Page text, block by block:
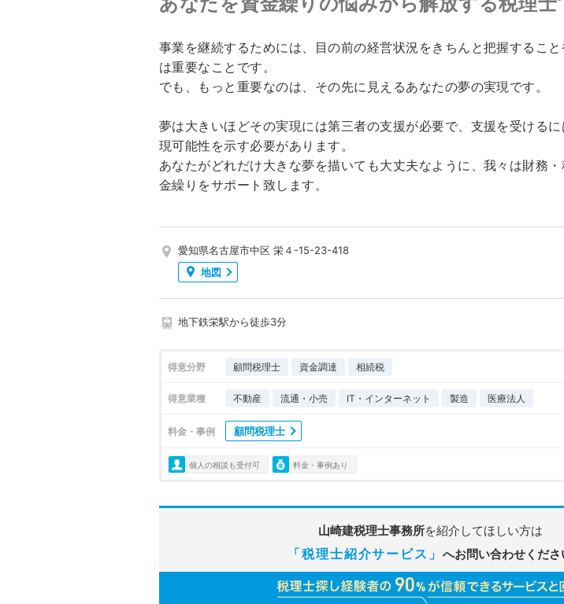
事業を継続するためには、目の前の経営状況をきちんと把握するこ
は重要なことです。
でも、もっと重要なのは、その先に見えるあなたの夢の実現です。
夢は大きいほどその実現には第三者の支援が必要で、支援を受ける
現可能性を示す必要があります。
あなたがどれだけ大きな夢を描いても大丈夫なように、我々は財務
金繰りをサポート致します。
愛知県名古屋市中区 栄４-15-23-418
地図
地下鉄栄駅から徒歩3分
得意分野 顧問税理士 資金調達 相続税
得意業種 不動産 流通・小売 IT・インターネット 製造 医療法人
料金・事例 顧問税理士
個人の相談も受付可 料金・事例あり
山崎建税理士事務所を紹介してほしい方は
「税理士紹介サービス」へお問い合わせくださ